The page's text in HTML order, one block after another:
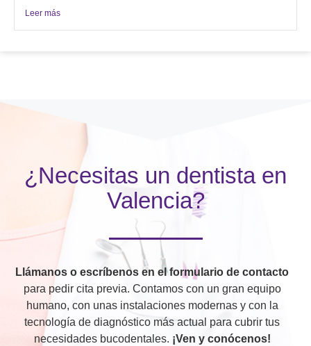
Leer más
¿Necesitas un dentista en
Valencia?
Llámanos o escríbenos en el formulario de contacto
para pedir cita previa. Contamos con un gran equipo
humano, con unas instalaciones modernas y con la
tecnología de diagnóstico más actual para cubrir tus
necesidades bucodentales. ¡Ven y conócenos!